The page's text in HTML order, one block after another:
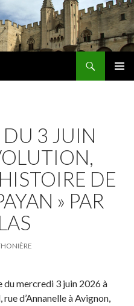
3 JUIN
DE
» PAR
du mercredi 3 juin 2026 à
d’Annanelle à Avignon,